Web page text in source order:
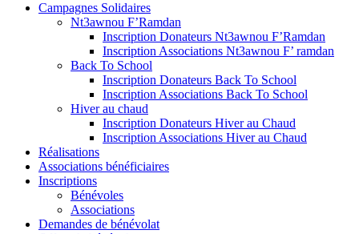
Campagnes Solidaires
Nt3awnou F’Ramdan
Inscription Donateurs Nt3awnou F’Ramdan
Inscription Associations Nt3awnou F’ ramdan
Back To School
Inscription Donateurs Back To School
Inscription Associations Back To School
Hiver au chaud
Inscription Donateurs Hiver au Chaud
Inscription Associations Hiver au Chaud
Réalisations
Associations bénéficiaires
Inscriptions
Bénévoles
Associations
Demandes de bénévolat